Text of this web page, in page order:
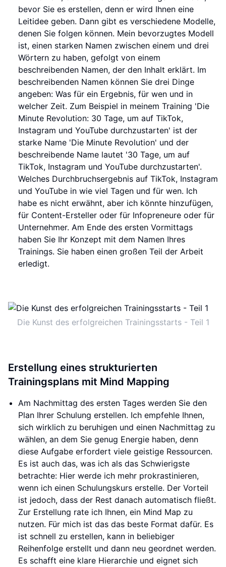
bevor Sie es erstellen, denn er wird Ihnen eine
Leitidee geben. Dann gibt es verschiedene Modelle,
denen Sie folgen können. Mein bevorzugtes Modell
ist, einen starken Namen zwischen einem und drei
Wörtern zu haben, gefolgt von einem
beschreibenden Namen, der den Inhalt erklärt. Im
beschreibenden Namen können Sie drei Dinge
angeben: Was für ein Ergebnis, für wen und in
welcher Zeit. Zum Beispiel in meinem Training 'Die
Minute Revolution: 30 Tage, um auf TikTok,
Instagram und YouTube durchzustarten' ist der
starke Name 'Die Minute Revolution' und der
beschreibende Name lautet '30 Tage, um auf
TikTok, Instagram und YouTube durchzustarten'.
Welches Durchbruchsergebnis auf TikTok, Instagram
und YouTube in wie viel Tagen und für wen. Ich
habe es nicht erwähnt, aber ich könnte hinzufügen,
für Content-Ersteller oder für Infopreneure oder für
Unternehmer. Am Ende des ersten Vormittags
haben Sie Ihr Konzept mit dem Namen Ihres
Trainings. Sie haben einen großen Teil der Arbeit
erledigt.
Die Kunst des erfolgreichen Trainingsstarts - Teil 1
Erstellung eines strukturierten
Trainingsplans mit Mind Mapping
Am Nachmittag des ersten Tages werden Sie den
Plan Ihrer Schulung erstellen. Ich empfehle Ihnen,
sich wirklich zu beruhigen und einen Nachmittag zu
wählen, an dem Sie genug Energie haben, denn
diese Aufgabe erfordert viele geistige Ressourcen.
Es ist auch das, was ich als das Schwierigste
betrachte: Hier werde ich mehr prokrastinieren,
wenn ich einen Schulungskurs erstelle. Der Vorteil
ist jedoch, dass der Rest danach automatisch fließt.
Zur Erstellung rate ich Ihnen, ein Mind Map zu
nutzen. Für mich ist das das beste Format dafür. Es
ist schnell zu erstellen, kann in beliebiger
Reihenfolge erstellt und dann neu geordnet werden.
Es schafft eine klare Hierarchie und eignet sich